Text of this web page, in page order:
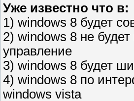
Уже известно что в:
1) windows 8 будет
2) windows 8 не
управление
3) windows 8 будет
4) windows 8 по
windows vista